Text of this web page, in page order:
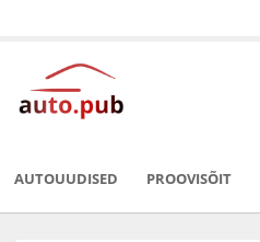
AUTOUUDISED PROOVISÕIT